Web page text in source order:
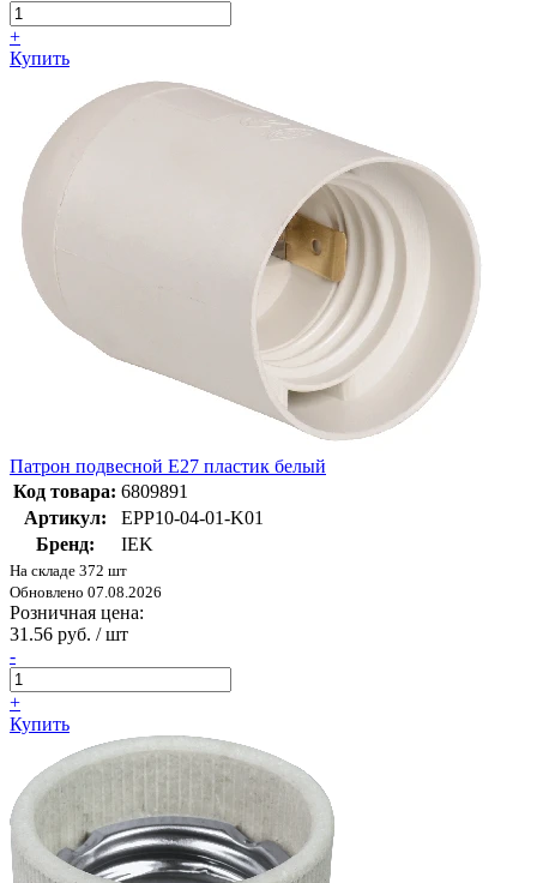
+
Купить
Патрон подвесной Е27 пластик белый
Код товара: 6809891
Артикул:
EPP10-04-01-K01
Бренд:
IEK
На складе 372 шт
Обновлено 07.08.2026
Розничная цена:
31.56 руб. / шт
-
+
Купить